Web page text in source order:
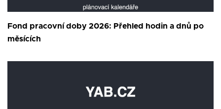
Fond pracovní doby 2026: Přehled hodin a dnů po
měsících